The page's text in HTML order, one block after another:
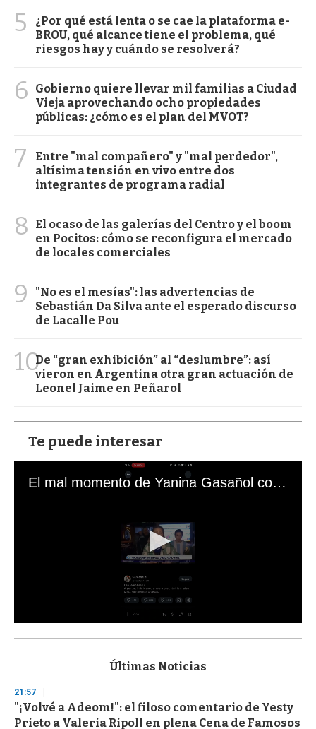
5
¿Por qué está lenta o se cae la plataforma e-
BROU, qué alcance tiene el problema, qué
riesgos hay y cuándo se resolverá?
6
Gobierno quiere llevar mil familias a Ciudad
Vieja aprovechando ocho propiedades
públicas: ¿cómo es el plan del MVOT?
7
Entre "mal compañero" y "mal perdedor",
altísima tensión en vivo entre dos
integrantes de programa radial
8
El ocaso de las galerías del Centro y el boom
en Pocitos: cómo se reconfigura el mercado
de locales comerciales
9
"No es el mesías": las advertencias de
Sebastián Da Silva ante el esperado discurso
de Lacalle Pou
10De “gran exhibición” al “deslumbre”: así
vieron en Argentina otra gran actuación de
Leonel Jaime en Peñarol
Te puede interesar
El mal momento de Yanina Gasañol con un hincha argentino en "Subrayado"
s
d
s
o
Últimas Noticias
21:57
"¡Volvé a Adeom!": el filoso comentario de Yesty
Prieto a Valeria Ripoll en plena Cena de Famosos